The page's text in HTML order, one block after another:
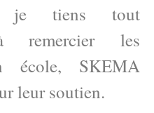
je tiens tout
remercier les
école, SKEMA
leur soutien.